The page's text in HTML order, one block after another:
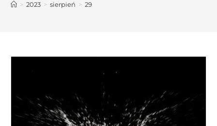
> 2023 > sierpień > 29